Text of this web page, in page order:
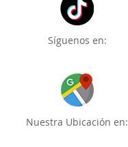
Síguenos en:
Nuestra Ubicación en: